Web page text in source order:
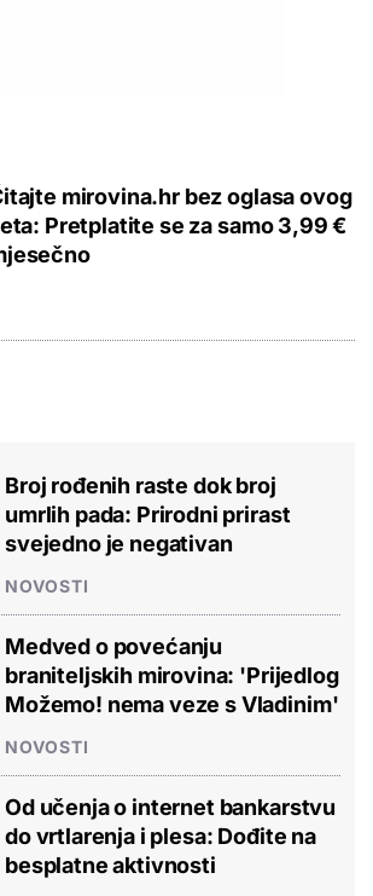
mirovina.hr bez oglasa ovog
Pretplatite se za samo 3,99 €
Broj rođenih raste dok broj
umrlih pada: Prirodni prirast
svejedno je negativan
NOVOSTI
Medved o povećanju
braniteljskih mirovina: 'Prijedlog
Možemo! nema veze s Vladinim'
NOVOSTI
Od učenja o internet bankarstvu
do vrtlarenja i plesa: Dođite na
besplatne aktivnosti